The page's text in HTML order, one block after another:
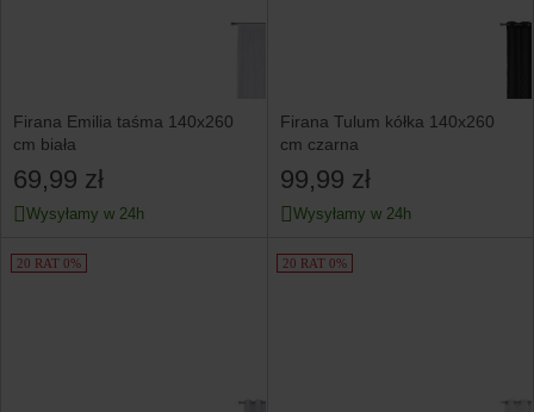
Firana Emilia taśma 140x260
cm biała
69,99 zł
Wysyłamy w 24h
Firana Tulum kółka 140x260
cm czarna
99,99 zł
Wysyłamy w 24h
20 RAT 0% 20 RAT 0%